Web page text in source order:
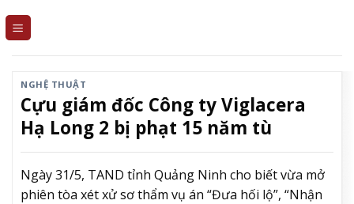
NGHỆ THUẬT
Cựu giám đốc Công ty Viglacera
Hạ Long 2 bị phạt 15 năm tù
Ngày 31/5, TAND tỉnh Quảng Ninh cho biết vừa mở
phiên tòa xét xử sơ thẩm vụ án “Đưa hối lộ”, “Nhận